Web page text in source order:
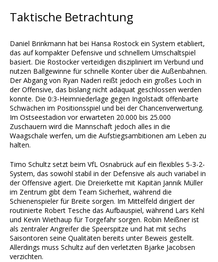
Taktische Betrachtung
Daniel Brinkmann hat bei Hansa Rostock ein System etabliert,
das auf kompakter Defensive und schnellem Umschaltspiel
basiert. Die Rostocker verteidigen diszipliniert im Verbund und
nutzen Ballgewinne für schnelle Konter über die Außenbahnen.
Der Abgang von Ryan Naderi reißt jedoch ein großes Loch in
der Offensive, das bislang nicht adäquat geschlossen werden
konnte. Die 0:3-Heimniederlage gegen Ingolstadt offenbarte
Schwächen im Positionsspiel und bei der Chancenverwertung.
Im Ostseestadion vor erwarteten 20.000 bis 25.000
Zuschauern wird die Mannschaft jedoch alles in die
Waagschale werfen, um die Aufstiegsambitionen am Leben zu
halten.
Timo Schultz setzt beim VfL Osnabrück auf ein flexibles 5-3-2-
System, das sowohl stabil in der Defensive als auch variabel in
der Offensive agiert. Die Dreierkette mit Kapitän Jannik Müller
im Zentrum gibt dem Team Sicherheit, während die
Schienenspieler für Breite sorgen. Im Mittelfeld dirigiert der
routinierte Robert Tesche das Aufbauspiel, während Lars Kehl
und Kevin Wiethaup für Torgefahr sorgen. Robin Meißner ist
als zentraler Angreifer die Speerspitze und hat mit sechs
Saisontoren seine Qualitäten bereits unter Beweis gestellt.
Allerdings muss Schultz auf den verletzten Bjarke Jacobsen
verzichten.